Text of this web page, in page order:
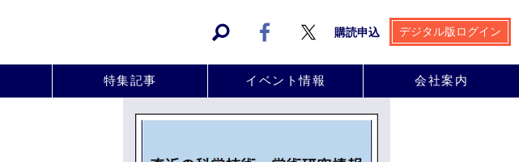
購読申込 デジタル版ログイン
特集記事 イベント情報 会社案内